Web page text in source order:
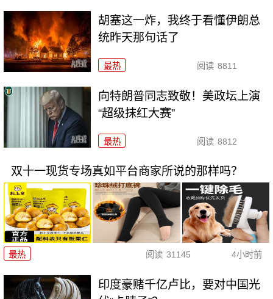
胡塞这一炸，我终于看懂伊朗总
统昨天那句话了
最热 阅读 8811
向特朗普同志致敬！美政坛上演
“超级抹红大赛”
最热 阅读 8812
双十一现货专场真如平台商家所说的那样吗？
最热 阅读 31145 4小时前
印度豪赌千亿卢比，要对中国光